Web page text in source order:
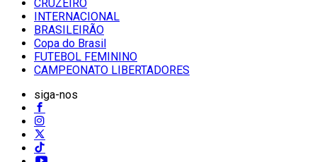
CRUZEIRO
INTERNACIONAL
BRASILEIRÃO
Copa do Brasil
FUTEBOL FEMININO
CAMPEONATO LIBERTADORES
siga-nos